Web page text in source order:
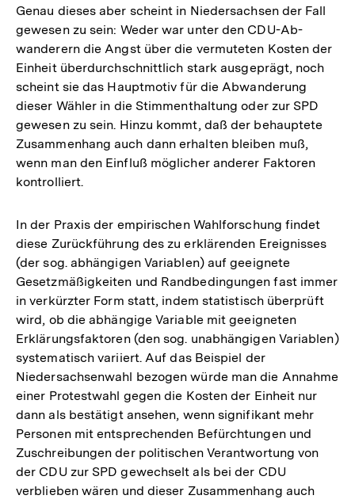
Genau dieses aber scheint in Niedersachsen der Fall
gewesen zu sein: Weder war unter den CDU-Ab-
wanderern die Angst über die vermuteten Kosten der
Einheit überdurchschnittlich stark ausgeprägt, noch
scheint sie das Hauptmotiv für die Abwanderung
dieser Wähler in die Stimmenthaltung oder zur SPD
gewesen zu sein. Hinzu kommt, daß der behauptete
Zusammenhang auch dann erhalten bleiben muß,
wenn man den Einfluß möglicher anderer Faktoren
kontrolliert.
In der Praxis der empirischen Wahlforschung findet
diese Zurückführung des zu erklärenden Ereignisses
(der sog. abhängigen Variablen) auf geeignete
Gesetzmäßigkeiten und Randbedingungen fast immer
in verkürzter Form statt, indem statistisch überprüft
wird, ob die abhängige Variable mit geeigneten
Erklärungsfaktoren (den sog. unabhängigen Variablen)
systematisch variiert. Auf das Beispiel der
Niedersachsenwahl bezogen würde man die Annahme
einer Protestwahl gegen die Kosten der Einheit nur
dann als bestätigt ansehen, wenn signifikant mehr
Personen mit entsprechenden Befürchtungen und
Zuschreibungen der politischen Verantwortung von
der CDU zur SPD gewechselt als bei der CDU
verblieben wären und dieser Zusammenhang auch